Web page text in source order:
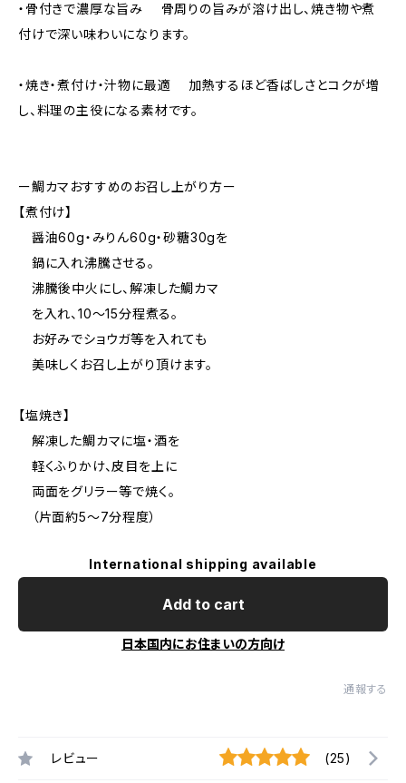
・骨付きで濃厚な旨み 骨周りの旨みが溶け出し、焼き物や煮
付けで深い味わいになります。
・焼き・煮付け・汁物に最適 加熱するほど香ばしさとコクが増
し、料理の主役になる素材です。
ー鯛カマおすすめのお召し上がり方ー
【煮付け】
醤油60g・みりん60g・砂糖30gを
鍋に入れ沸騰させる。
沸騰後中火にし、解凍した鯛カマ
を入れ、10〜15分程煮る。
お好みでショウガ等を入れても
美味しくお召し上がり頂けます。
【塩焼き】
解凍した鯛カマに塩・酒を
軽くふりかけ、皮目を上に
両面をグリラー等で焼く。
（片面約5〜7分程度）
International shipping available
Add to cart
日本国内にお住まいの方向け
通報する
レビュー (25)